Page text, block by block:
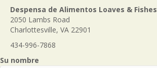
Despensa de Alimentos Loaves & Fishes
2050 Lambs Road
Charlottesville, VA 22901
434-996-7868
Su nombre